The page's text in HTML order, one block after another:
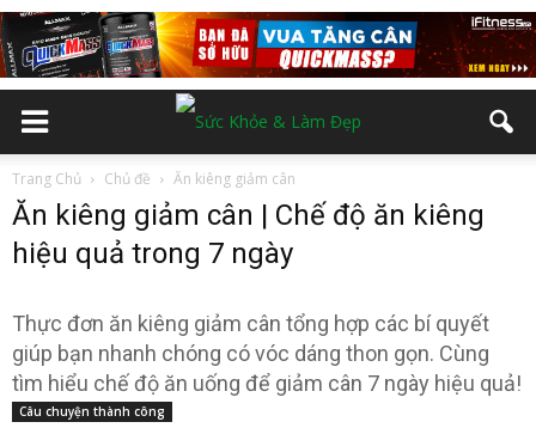
Trang Chủ Chủ đề Ăn kiêng giảm cân
Ăn kiêng giảm cân | Chế độ ăn kiêng
hiệu quả trong 7 ngày
Thực đơn ăn kiêng giảm cân tổng hợp các bí quyết
giúp bạn nhanh chóng có vóc dáng thon gọn. Cùng
tìm hiểu chế độ ăn uống để giảm cân 7 ngày hiệu quả!
Câu chuyện thành công